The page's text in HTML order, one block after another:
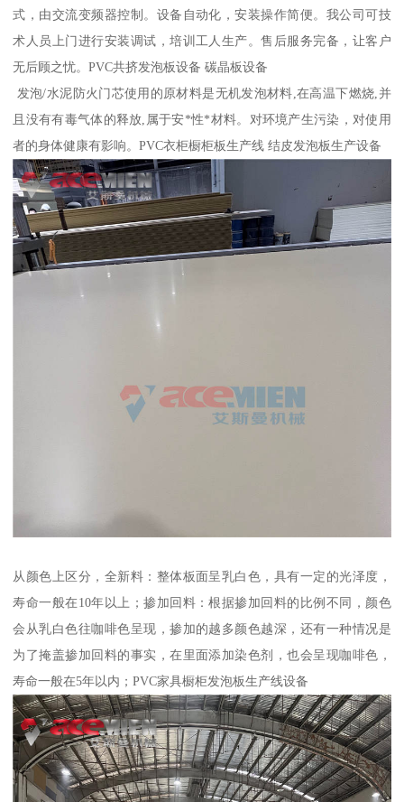
式，由交流变频器控制。设备自动化，安装操作简便。我公司可技
术人员上门进行安装调试，培训工人生产。售后服务完备，让客户
无后顾之忧。PVC共挤发泡板设备 碳晶板设备
发泡/水泥防火门芯使用的原材料是无机发泡材料,在高温下燃烧,并
且没有有毒气体的释放,属于安*性*材料。对环境产生污染，对使用
者的身体健康有影响。PVC衣柜橱柜板生产线 结皮发泡板生产设备
从颜色上区分，全新料：整体板面呈乳白色，具有一定的光泽度，
寿命一般在10年以上；掺加回料：根据掺加回料的比例不同，颜色
会从乳白色往咖啡色呈现，掺加的越多颜色越深，还有一种情况是
为了掩盖掺加回料的事实，在里面添加染色剂，也会呈现咖啡色，
寿命一般在5年以内；PVC家具橱柜发泡板生产线设备